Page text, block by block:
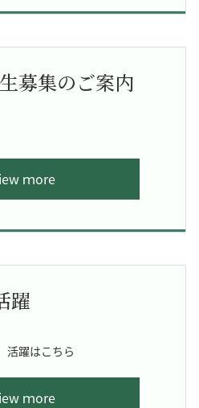
募集のご案内
ｍore
躍
活躍はこちら
ｍore